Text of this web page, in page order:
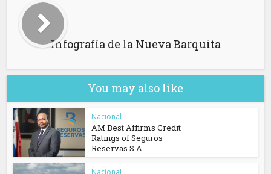
Infografía de la Nueva Barquita
You may also like
Nacional
AM Best Affirms Credit
Ratings of Seguros
Reservas S.A.
Nacional